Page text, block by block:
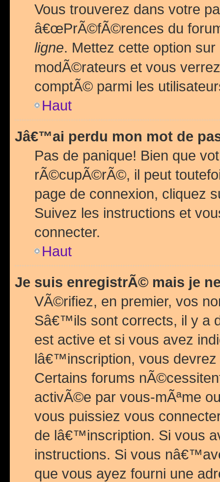
Vous trouverez dans votre
â€œPrÃ©fÃ©rences du
ligne. Mettez cette option sur
modÃ©rateurs et vous
comptÃ© parmi les
Haut
Jâ€™ai perdu mon mot de
Pas de panique! Bien que
rÃ©cupÃ©rÃ©, il peut
page de connexion, cliquez
Suivez les instructions et
connecter.
Haut
Je suis enregistrÃ© mais je
VÃ©rifiez, en premier, vos
Sâ€™ils sont corrects, il y a
est active et si vous avez
lâ€™inscription, vous
Certains forums
activÃ©e par vous-mÃªme
vous puissiez vous
de lâ€™inscription. Si vous
instructions. Si vous
que vous ayez fourni une